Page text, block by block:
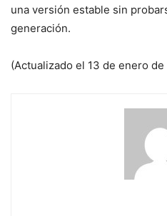
una versión estable sin
generación.
(Actualizado el 13 de enero